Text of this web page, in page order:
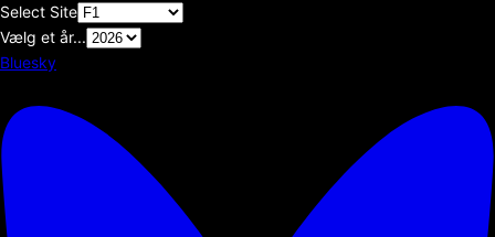
Select Site
Vælg et år...
Bluesky